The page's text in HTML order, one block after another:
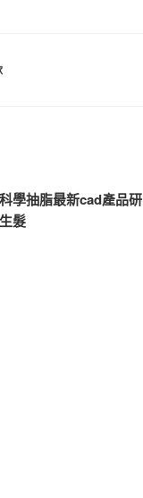
學抽脂最新cad產品研
髮